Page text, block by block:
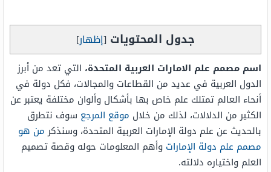
جدول المحتويات [إظهار]
اسم مصمم علم الامارات العربية المتحدة، التي تعد من أبرز
الدول العربية في عديد من القطاعات والمجالات، فكل دولة في
أنحاء العالم تمتلك علم خاص بها بأشكال وألوان مختلفة يعتبر عن
الكثير من الدلالات، لذلك من خلال موقع المرجع سوف نتطرق
بالحديث عن علم دولة الإمارات العربية المتحدة، وسنذكرمن هو
مصمم علم دولة الإمارات وأهم المعلومات حوله وقصة تصميم
العلم واختياره دلالته.